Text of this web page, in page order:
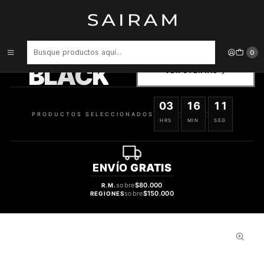
0
PERFUME PARADISE STAR MAN HOMBRE EDP 100 ML
BLACK
SELECCIONADOS
PRODUCTOS SELECCIONADOS
03
HRS
:
16
MIN
:
10
SEG
ENVÍO GRATIS
R.M.sobre$80.000
REGIONESsobre$150.000